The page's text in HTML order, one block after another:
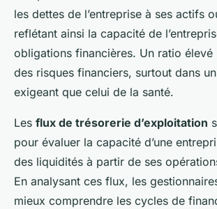
les dettes de l’entreprise à ses actifs
reflétant ainsi la capacité de
obligations financières. Un ratio élevé
des risques financiers, surtout dans
exigeant que celui de la santé.
Les flux de trésorerie d’exploitation
pour évaluer la capacité d’une
des liquidités à partir de ses
En analysant ces flux, les
mieux comprendre les cycles de